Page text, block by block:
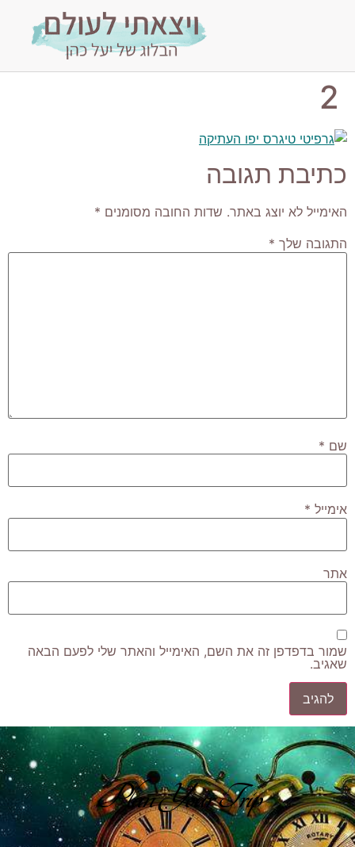
2
כתיבת תגובה
האימייל לא יוצג באתר. שדות החובה מסומנים *
התגובה שלך *
שם *
אימייל *
אתר
שמור בדפדפן זה את השם, האימייל והאתר שלי לפעם הבאה
שאגיב.
Plan Your Trip